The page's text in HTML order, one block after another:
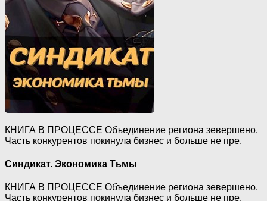
КНИГА В ПРОЦЕССЕ Объединение региона зевершено.
Часть конкурентов покинула бизнес и больше не пре.
Синдикат. Экономика Тьмы
КНИГА В ПРОЦЕССЕ Объединение региона зевершено.
Часть конкурентов покинула бизнес и больше не пре.